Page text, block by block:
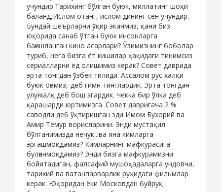
учундир.Тарихинг бўлган буюк, миллатинг шоҳи
баланд,Ислом отанг, ислом дининг сен учундир.
Бундай шеърларни ўқир эканмиз, қани биз
юқорида санаб ўтган буюк инсонларга
бағишланган кино асарлари? Ўзимизнинг боболар
туриб, нега бизга ёт кишилар ҳақидаги тинимсиз
сериалларни ёд олишимиз керак? Совет даврида
эрта тонгдан ўзбек тилиди: Ассалом рус халқи
буюк оғамиз,-деб гимн тинглардик. Эрта тонгдан
улуғ халқ деб бош эгардик. Чекка бир ўлка деб
қарашарди юртимизга. Совет давригача 2 %
саводли деб ўқтиришган эди Имом Бухорий ва
Амир Темур ворисларини. Энди мустақил
бўлганимизда нечук...ва яна кимларга
эргашмоқдамиз? Кимларнинг мафкурасига
булғанмоқдамиз? Энди бизга мафкурамизни
бойитадиган, фалсафий мушоҳадаларга ундовчи,
тарихий ва ватанпарварлик руҳидаги фильмлар
керак. Юқоридан ёки Московдан буйруқ